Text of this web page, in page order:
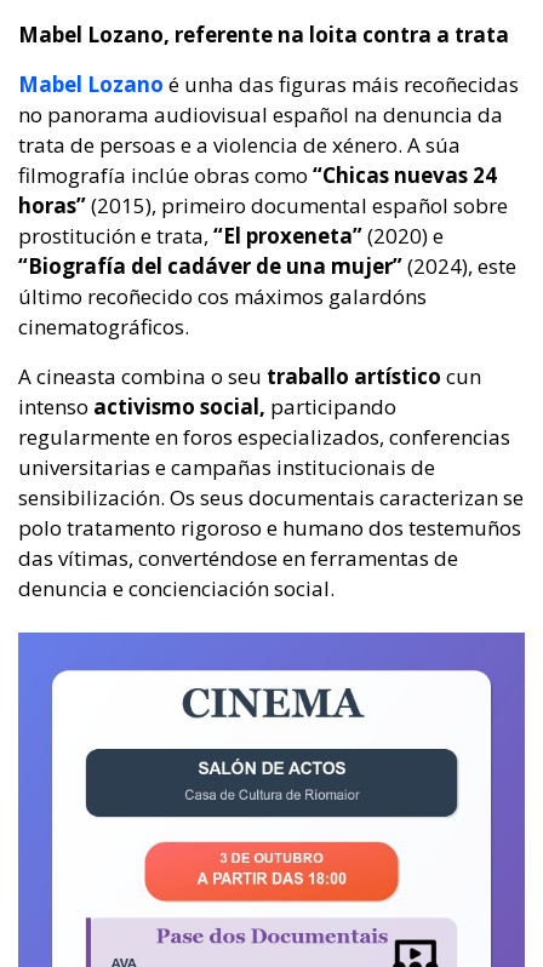
Mabel Lozano, referente na loita contra a trata
Mabel Lozano é unha das figuras máis recoñecidas
no panorama audiovisual español na denuncia da
trata de persoas e a violencia de xénero. A súa
filmografía inclúe obras como “Chicas nuevas 24
horas”(2015), primeiro documental español sobre
prostitución e trata, “El proxeneta”(2020) e
“Biografía del cadáver de una mujer”(2024), este
último recoñecido cos máximos galardóns
cinematográficos.
A cineasta combina o seu traballo artístico cun
intenso activismo social, participando
regularmente en foros especializados, conferencias
universitarias e campañas institucionais de
sensibilización. Os seus documentais caracterizan se
polo tratamento rigoroso e humano dos testemuños
das vítimas, converténdose en ferramentas de
denuncia e concienciación social.